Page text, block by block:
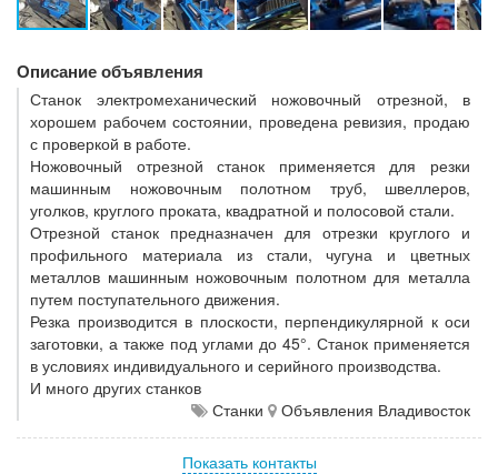
Описание объявления
Станок электромеханический ножовочный отрезной, в
хорошем рабочем состоянии, проведена ревизия, продаю
с проверкой в работе.
Ножовочный отрезной станок применяется для резки
машинным ножовочным полотном труб, швеллеров,
уголков, круглого проката, квадратной и полосовой стали.
Отрезной станок предназначен для отрезки круглого и
профильного материала из стали, чугуна и цветных
металлов машинным ножовочным полотном для металла
путем поступательного движения.
Резка производится в плоскости, перпендикулярной к оси
заготовки, а также под углами до 45°. Станок применяется
в условиях индивидуального и серийного производства.
И много других станков
Станки
Объявления Владивосток
Показать контакты